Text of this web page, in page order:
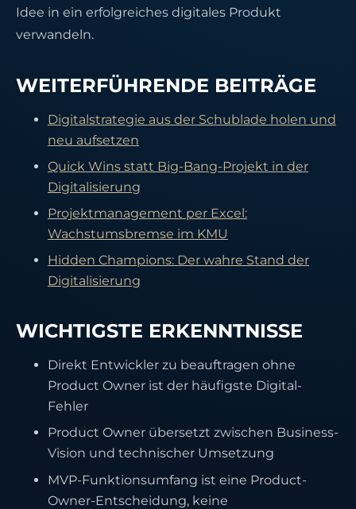
Idee in ein erfolgreiches digitales Produkt
verwandeln.
WEITERFÜHRENDE BEITRÄGE
Digitalstrategie aus der Schublade holen und
neu aufsetzen
Quick Wins statt Big-Bang-Projekt in der
Digitalisierung
Projektmanagement per Excel:
Wachstumsbremse im KMU
Hidden Champions: Der wahre Stand der
Digitalisierung
WICHTIGSTE ERKENNTNISSE
Direkt Entwickler zu beauftragen ohne
Product Owner ist der häufigste Digital-
Fehler
Product Owner übersetzt zwischen Business-
Vision und technischer Umsetzung
MVP-Funktionsumfang ist eine Product-
Owner-Entscheidung, keine